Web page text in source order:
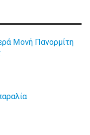
Μονή Πανορμίτη